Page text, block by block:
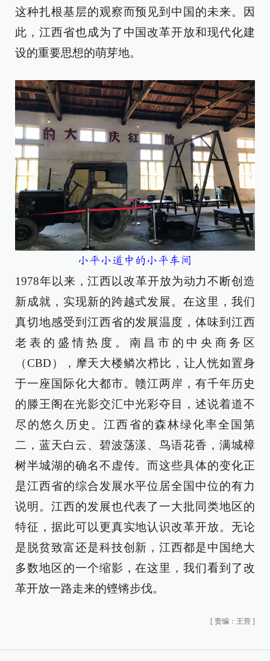
这种扎根基层的观察而预见到中国的未来。因
此，江西省也成为了中国改革开放和现代化建
设的重要思想的萌芽地。
小平小道中的 小平车间
1978年以来，江西以改革开放为动力不断创造
新成就，实现新的跨越式发展。在这里，我们
真切地感受到江西省的发展温度，体味到江西
老表的盛情热度。南昌市的中央商务区
（CBD），摩天大楼鳞次栉比，让人恍如置身
于一座国际化大都市。赣江两岸，有千年历史
的滕王阁在光影交汇中光彩夺目，述说着道不
尽的悠久历史。江西省的森林绿化率全国第
二，蓝天白云、碧波荡漾、鸟语花香，满城樟
树半城湖的确名不虚传。而这些具体的变化正
是江西省的综合发展水平位居全国中位的有力
说明。江西的发展也代表了一大批同类地区的
特征，据此可以更真实地认识改革开放。无论
是脱贫致富还是科技创新，江西都是中国绝大
多数地区的一个缩影，在这里，我们看到了改
革开放一路走来的铿锵步伐。
[ 责编：王营 ]